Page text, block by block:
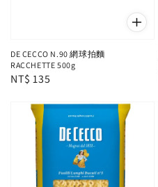
DE CECCO N.90 網球拍麵
RACCHETTE 500g
Regular
NT$ 135